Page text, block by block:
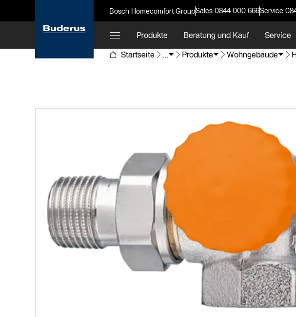
Bosch Homecomfort GroupSales 0844 000 666Service
Produkte Beratung und Kauf Service
Startseite
... Produkte Wohngebäude